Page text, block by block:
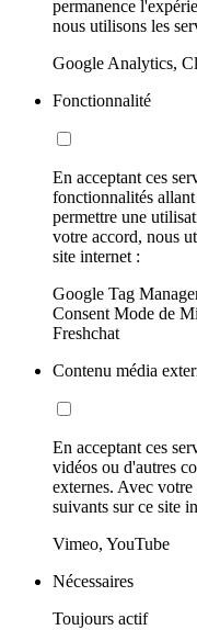
permanence
nous utilisons les
Google Analytics,
Fonctionnalité
En acceptant ces
fonctionnalités
permettre une
votre accord, nous
site internet :
Google Tag
Consent Mode de
Freshchat
Contenu média
En acceptant ces
vidéos ou d'autres
externes. Avec
suivants sur ce site
Vimeo, YouTube
Nécessaires
Toujours actif